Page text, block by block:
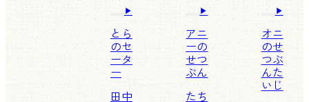
とら
のセ
ータ
ー
田中
アニ
ーの
せつ
ぶん
たち
オニ
のせ
つぶ
んた
いじ